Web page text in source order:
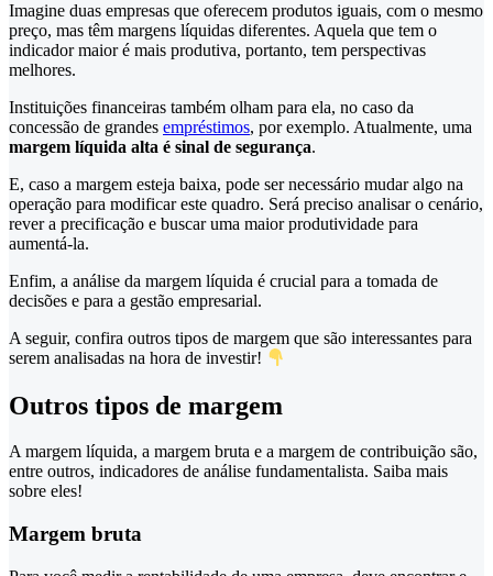
Imagine duas empresas que oferecem produtos iguais, com o mesmo
preço, mas têm margens líquidas diferentes. Aquela que tem o
indicador maior é mais produtiva, portanto, tem perspectivas
melhores.
Instituições financeiras também olham para ela, no caso da
concessão de grandes empréstimos, por exemplo. Atualmente, uma
margem líquida alta é sinal de segurança.
E, caso a margem esteja baixa, pode ser necessário mudar algo na
operação para modificar este quadro. Será preciso analisar o cenário,
rever a precificação e buscar uma maior produtividade para
aumentá-la.
Enfim, a análise da margem líquida é crucial para a tomada de
decisões e para a gestão empresarial.
A seguir, confira outros tipos de margem que são interessantes para
serem analisadas na hora de investir!
Outros tipos de margem
A margem líquida, a margem bruta e a margem de contribuição são,
entre outros, indicadores de análise fundamentalista. Saiba mais
sobre eles!
Margem bruta